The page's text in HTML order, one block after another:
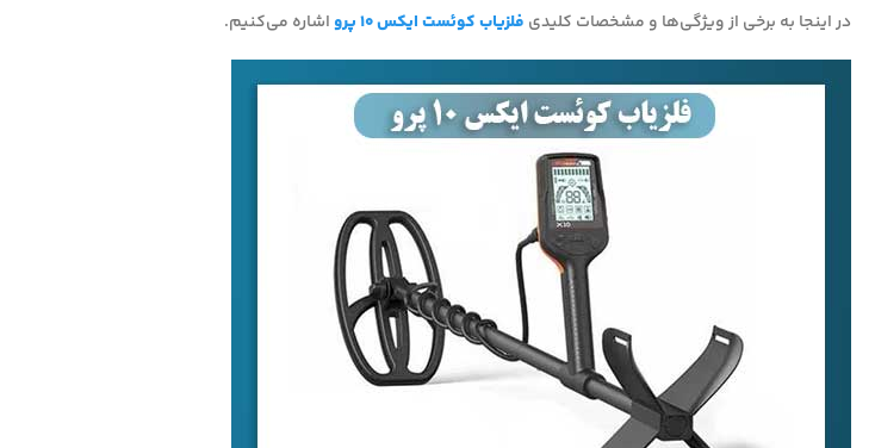
در اینجا به برخی از ویژگی‌ها و مشخصات کلیدی فلزیاب کوئست ایکس 10 پرو اشاره می‌کنیم.